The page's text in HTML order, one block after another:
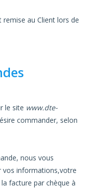
au Client lors de
le site www.dte-
commander, selon
nous vous
vos informations,votre
facture par chèque à